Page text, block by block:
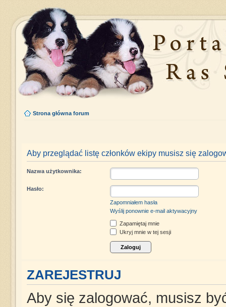
Strona główna forum
Aby przeglądać listę członków ekipy musisz się
Nazwa użytkownika:
Hasło:
Zapomniałem hasła
Wyślij ponownie e-mail aktywacyjny
Zapamiętaj mnie
Ukryj mnie w tej sesji
ZAREJESTRUJ
Aby się zalogować, musisz